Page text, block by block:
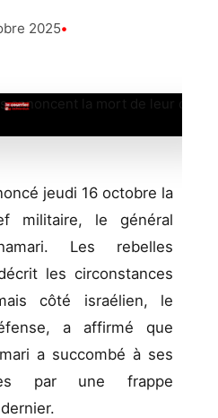
2025•
jeudi 16 octobre la
militaire, le général
Les rebelles
les circonstances
côté israélien, le
a affirmé que
a succombé à ses
par une frappe